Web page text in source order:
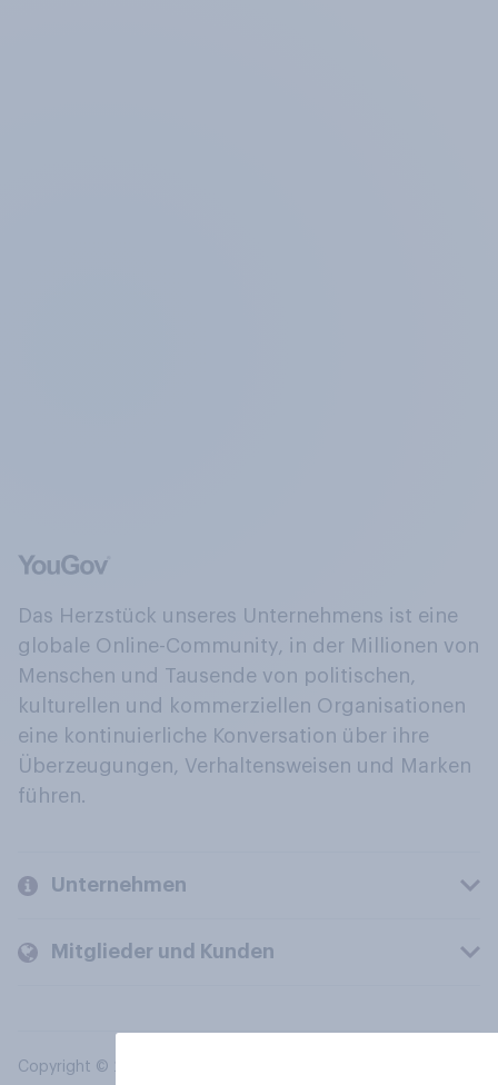
Das Herzstück unseres Unternehmens ist eine
globale Online-Community, in der Millionen von
Menschen und Tausende von politischen,
kulturellen und kommerziellen Organisationen
eine kontinuierliche Konversation über ihre
Überzeugungen, Verhaltensweisen und Marken
führen.
Unternehmen
Mitglieder und Kunden
Copyright © 2026 YouGov PLC. Alle Rechte vorbehalten.